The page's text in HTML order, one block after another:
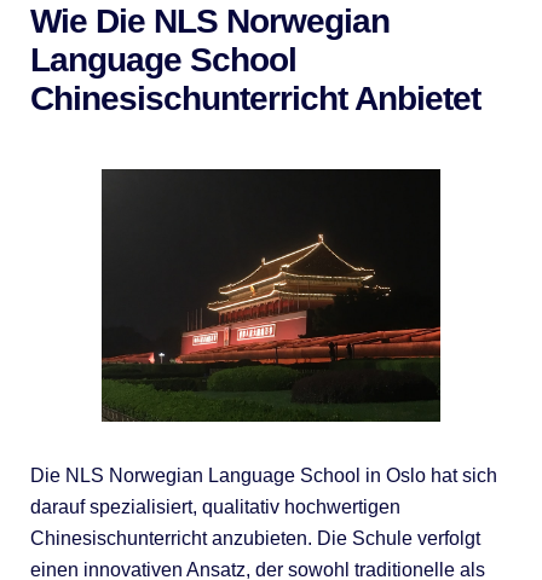
Wie Die NLS Norwegian
Language School
Chinesischunterricht Anbietet
Die NLS Norwegian Language School in Oslo hat sich
darauf spezialisiert, qualitativ hochwertigen
Chinesischunterricht anzubieten. Die Schule verfolgt
einen innovativen Ansatz, der sowohl traditionelle als